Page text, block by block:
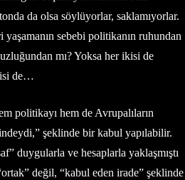
da olsa söylüyorlar, saklamıyorlar.
yaşamanın sebebi politikanın ruhundan
mı? Yoksa her ikisi de
de…
politikayı hem de Avrupalıların
şeklinde bir kabul yapılabilir.
duygularla ve hesaplarla yaklaşmıştı
değil, “kabul eden irade” şeklinde